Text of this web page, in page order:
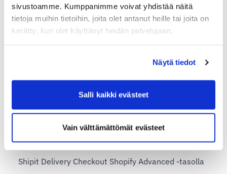
sivustoamme. Kumppanimme voivat yhdistää näitä
tietoja muihin tietoihin, joita olet antanut heille tai joita on
kerätty, kun olet käyttänyt heidän palvelujaan.
Näytä tiedot
Salli kaikki evästeet
Vain välttämättömät evästeet
Shipit on helppokäyttöinen vaihtoehto poistuvan
MySchenker-järjestelmän tilalle
Shipit Delivery Checkout – asennuspalvelu
Shipit Delivery Checkout Shopify Basic -tasolla
Shipit Delivery Checkout Shopify Grow -tasolla
Shipit Delivery Checkout Shopify Advanced -tasolla